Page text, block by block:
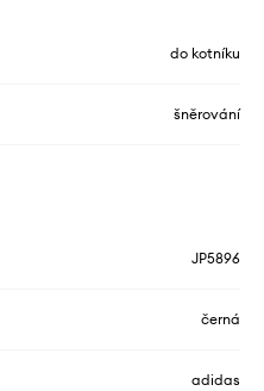
do kotníku
šněrování
JP5896
černá
adidas